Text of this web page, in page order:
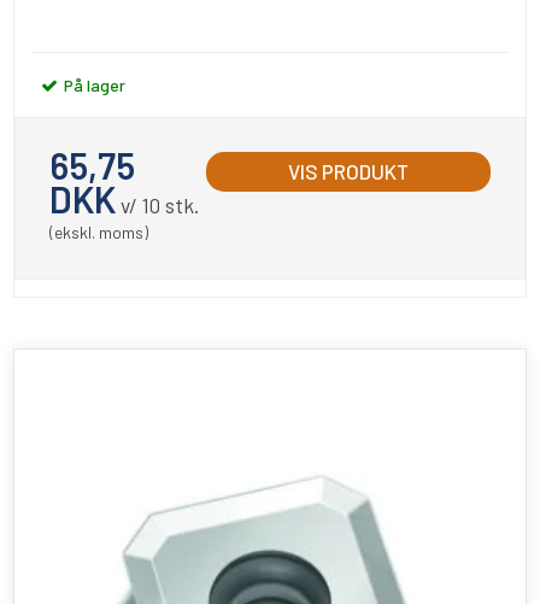
På lager
65,75
DKKv/ 10 stk.
(ekskl. moms)
VIS PRODUKT